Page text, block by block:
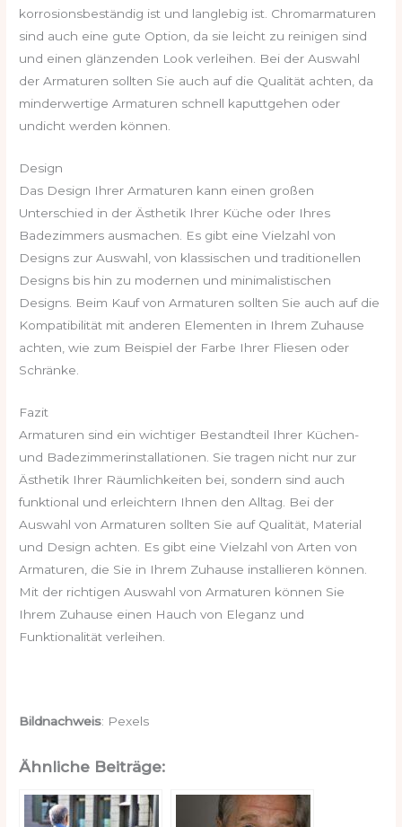
korrosionsbeständig ist und langlebig ist. Chromarmaturen
sind auch eine gute Option, da sie leicht zu reinigen sind
und einen glänzenden Look verleihen. Bei der Auswahl
der Armaturen sollten Sie auch auf die Qualität achten, da
minderwertige Armaturen schnell kaputtgehen oder
undicht werden können.
Design
Das Design Ihrer Armaturen kann einen großen
Unterschied in der Ästhetik Ihrer Küche oder Ihres
Badezimmers ausmachen. Es gibt eine Vielzahl von
Designs zur Auswahl, von klassischen und traditionellen
Designs bis hin zu modernen und minimalistischen
Designs. Beim Kauf von Armaturen sollten Sie auch auf die
Kompatibilität mit anderen Elementen in Ihrem Zuhause
achten, wie zum Beispiel der Farbe Ihrer Fliesen oder
Schränke.
Fazit
Armaturen sind ein wichtiger Bestandteil Ihrer Küchen-
und Badezimmerinstallationen. Sie tragen nicht nur zur
Ästhetik Ihrer Räumlichkeiten bei, sondern sind auch
funktional und erleichtern Ihnen den Alltag. Bei der
Auswahl von Armaturen sollten Sie auf Qualität, Material
und Design achten. Es gibt eine Vielzahl von Arten von
Armaturen, die Sie in Ihrem Zuhause installieren können.
Mit der richtigen Auswahl von Armaturen können Sie
Ihrem Zuhause einen Hauch von Eleganz und
Funktionalität verleihen.
Bildnachweis: Pexels
Ähnliche Beiträge: